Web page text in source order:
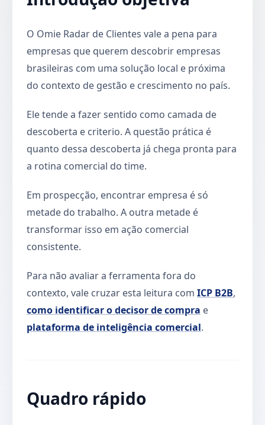
O Omie Radar de Clientes vale a pena para
empresas que querem descobrir empresas
brasileiras com uma solução local e próxima
do contexto de gestão e crescimento no país.
Ele tende a fazer sentido como camada de
descoberta e criterio. A questão prática é
quanto dessa descoberta já chega pronta para
a rotina comercial do time.
Em prospecção, encontrar empresa é só
metade do trabalho. A outra metade é
transformar isso em ação comercial
consistente.
Para não avaliar a ferramenta fora do
contexto, vale cruzar esta leitura com ICP B2B,
como identificar o decisor de compra e
plataforma de inteligência comercial.
Quadro rápido